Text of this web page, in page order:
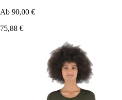
Ab 90,00 €
75,88 €